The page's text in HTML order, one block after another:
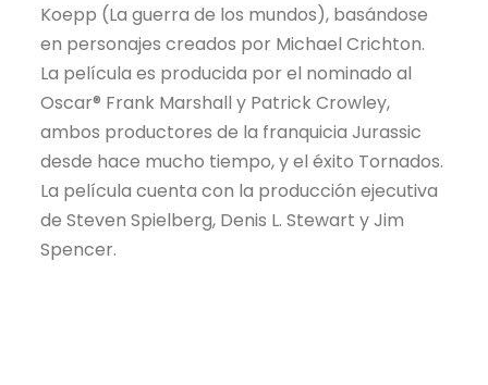
Koepp (La guerra de los mundos), basándose
en personajes creados por Michael Crichton.
La película es producida por el nominado al
Oscar® Frank Marshall y Patrick Crowley,
ambos productores de la franquicia Jurassic
desde hace mucho tiempo, y el éxito Tornados.
La película cuenta con la producción ejecutiva
de Steven Spielberg, Denis L. Stewart y Jim
Spencer.